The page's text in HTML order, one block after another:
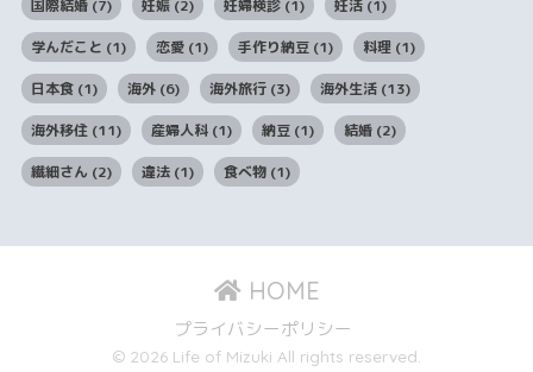
国際結婚(7) 妊娠(2) 妊婦検診(1) 妊活(1)
学んだこと (1) 恋愛(1) 手作り納豆(1) 料理(1)
日本食(1) 海外(6) 海外旅行(3) 海外生活(13)
海外移住(11) 産婦人科(1) 納豆(1) 結婚(2)
繊細さん (2) 違法(1) 食べ物(1)
HOME
プライバシーポリシー
© 2026 Life of Mizuki All rights reserved.